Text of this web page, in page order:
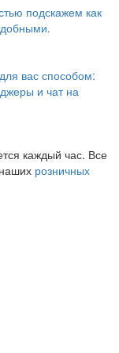
подскажем как
вас способом:
и чат на
каждый час. Все
розничных